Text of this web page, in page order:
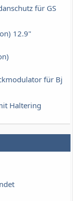
für GS
12.9"
für Bj
Haltering